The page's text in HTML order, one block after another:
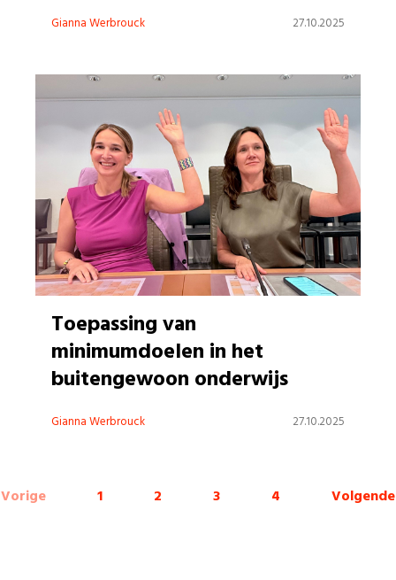
Gianna Werbrouck 27.10.2025
Toepassing van
minimumdoelen in het
buitengewoon onderwijs
Gianna Werbrouck 27.10.2025
Vorige 1 2 3 4 Volgende